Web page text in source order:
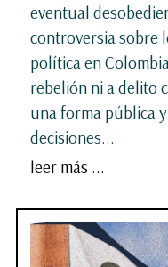
eventual
controversia sobre
política en
rebelión ni a delito
una forma pública
decisiones...
leer más ...